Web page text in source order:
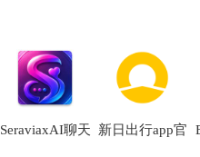
SeraviaxAI聊天
新日出行app官